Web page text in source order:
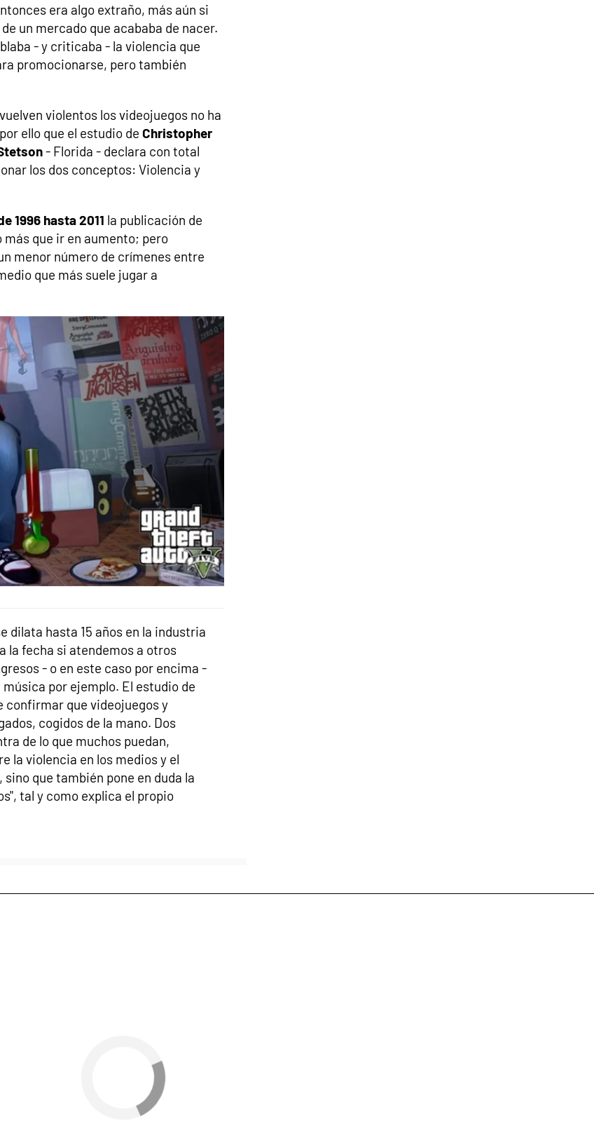
era algo extraño, más aún si
un mercado que acababa de nacer.
- y criticaba - la violencia que
promocionarse, pero también
violentos los videojuegos no ha
ello que el estudio de Christopher
- Florida - declara con total
los dos conceptos: Violencia y
1996 hasta 2011 la publicación de
que ir en aumento; pero
menor número de crímenes entre
que más suele jugar a
dilata hasta 15 años en la industria
la fecha si atendemos a otros
- o en este caso por encima -
por ejemplo. El estudio de
confirmar que videojuegos y
cogidos de la mano. Dos
de lo que muchos puedan,
la violencia en los medios y el
que también pone en duda la
tal y como explica el propio